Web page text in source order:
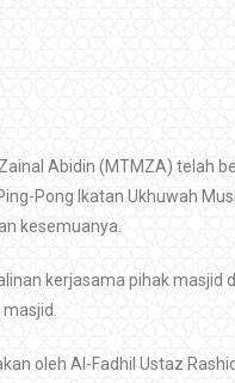
Abidin (MTMZA) telah
Pong Ikatan Ukhuwah
kesemuanya.
kerjasama pihak masjid
oleh Al-Fadhil Ustaz